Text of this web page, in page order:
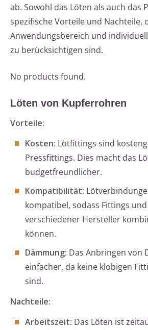
ab. Sowohl das Löten als auch das
spezifische Vorteile und Nachteile,
Anwendungsbereich und
zu berücksichtigen sind.
No products found.
Löten von Kupferrohren
Vorteile:
Kosten: Lötfittings sind
Pressfittings. Dies macht das
budgetfreundlicher.
Kompatibilität:
kompatibel, sodass Fittings
verschiedener Hersteller
können.
Dämmung: Das Anbringen von
einfacher, da keine klobigen
sind.
Nachteile:
Arbeitszeit: Das Löten ist